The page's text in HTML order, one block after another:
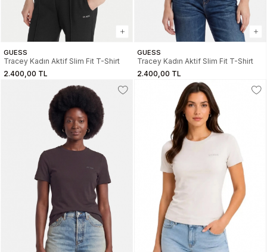
GUESS
Tracey Kadın Aktif Slim Fit T-Shirt
2.400,00 TL
GUESS
Tracey Kadın Aktif Slim Fit T-Shirt
2.400,00 TL